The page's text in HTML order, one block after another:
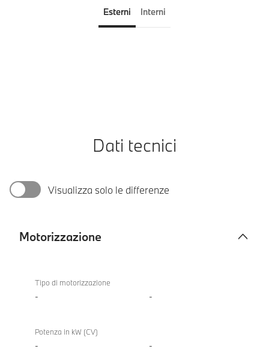
Esterni Interni
Dati tecnici
Visualizza solo le differenze
Motorizzazione
X5 40
xDrive
Tipo di motorizzazione
- -
Potenza in kW (CV)
- -